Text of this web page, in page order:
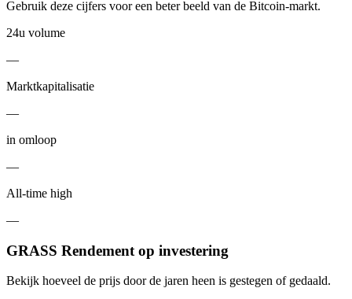
Gebruik deze cijfers voor een beter beeld van de Bitcoin-markt.
24u volume
—
Marktkapitalisatie
—
in omloop
—
All-time high
—
GRASS Rendement op investering
Bekijk hoeveel de prijs door de jaren heen is gestegen of gedaald.